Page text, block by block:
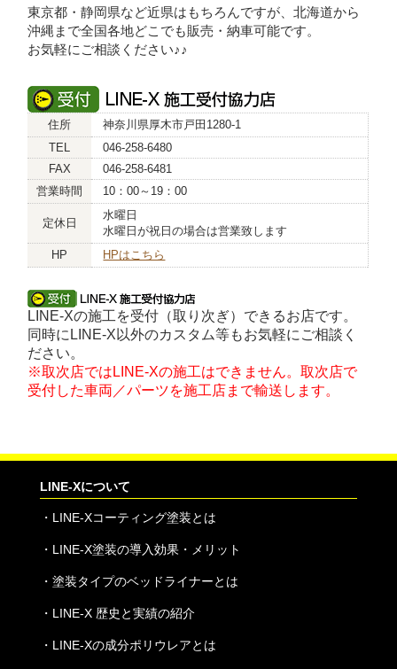
東京都・静岡県など近県はもちろんですが、北海道から
沖縄まで全国各地どこでも販売・納車可能です。
お気軽にご相談ください♪♪
住所
神奈川県厚木市戸田1280-1
TEL
046-258-6480
FAX
046-258-6481
営業時間
10：00～19：00
定休日
水曜日
水曜日が祝日の場合は営業致します
HP
HPはこちら
LINE-Xの施工を受付（取り次ぎ）できるお店です。
同時にLINE-X以外のカスタム等もお気軽にご相談く
ださい。
※取次店ではLINE-Xの施工はできません。取次店で
受付した車両／パーツを施工店まで輸送します。
LINE-Xについて
・ LINE-Xコーティング塗装とは
・ LINE-X塗装の導入効果・メリット
・ 塗装タイプのベッドライナーとは
・ LINE-X 歴史と実績の紹介
・ LINE-Xの成分ポリウレアとは